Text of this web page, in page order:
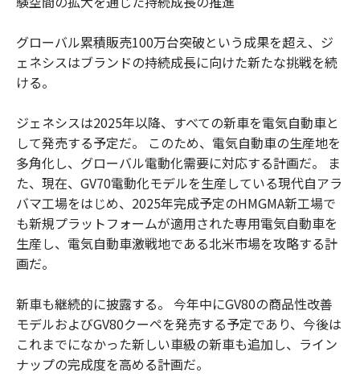
グローバル累積販売100万台突破という成果を超え、ジ
ェネシスはブランドの持続成長に向けた新たな挑戦を続
ける。
ジェネシスは2025年以降、すべての新車を電気自動車と
して発売する予定だ。 このため、電気自動車の生産地を
多角化し、グローバル電動化需要に対応する計画だ。 ま
た、現在、GV70電動化モデルを生産している現代自アラ
バマ工場をはじめ、2025年完成予定のHMGMA新工場で
も新規プラットフォームが適用された専用電気自動車を
生産し、電気自動車激戦地である北米市場を攻略する計
画だ。
新車も継続的に披露する。 今年中にGV80の商品性改善
モデルおよびGV80クーペを発売する予定であり、今後は
これまでになかった新しい車級の新車も追加し、ライン
ナップの完成度を高める計画だ。